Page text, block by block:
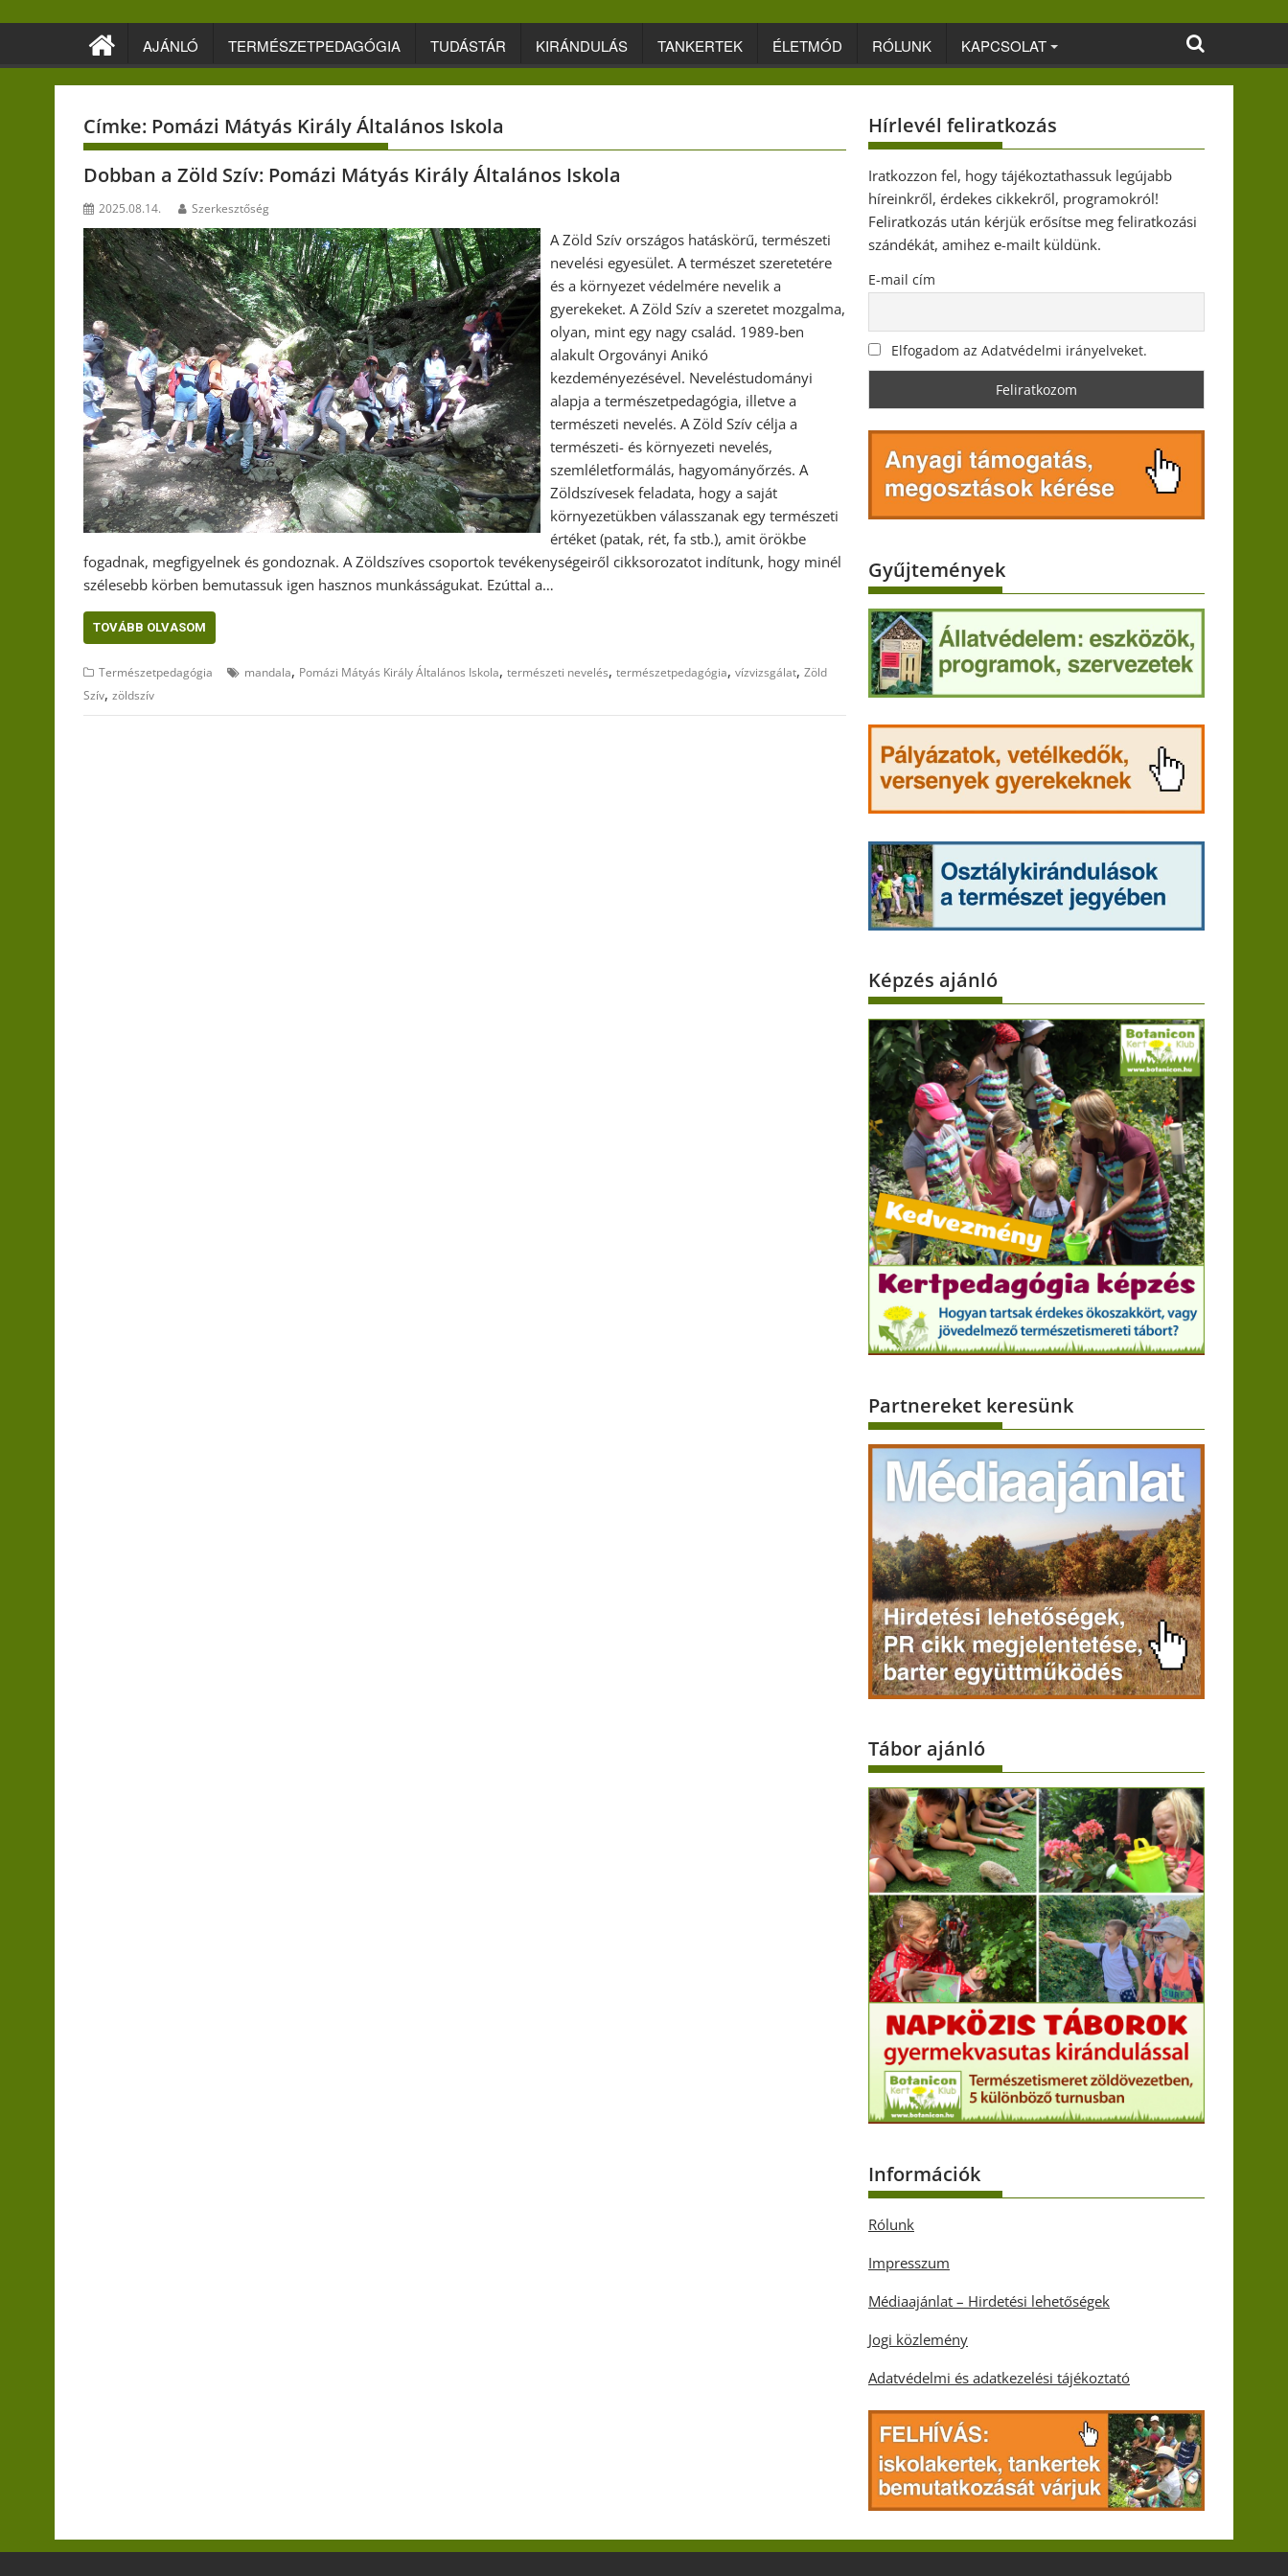
AJÁNLÓ TERMÉSZETPEDAGÓGIA TUDÁSTÁR KIRÁNDULÁS TANKERTEK ÉLETMÓD RÓLUNK KAPCSOLAT
Címke: Pomázi Mátyás Király Általános Iskola
Dobban a Zöld Szív: Pomázi Mátyás Király Általános Iskola
2025.08.14. Szerkesztőség
A Zöld Szív országos hatáskörű, természeti
nevelési egyesület. A természet szeretetére
és a környezet védelmére nevelik a
gyerekeket. A Zöld Szív a szeretet mozgalma,
olyan, mint egy nagy család. 1989-ben
alakult Orgoványi Anikó
kezdeményezésével. Neveléstudományi
alapja a természetpedagógia, illetve a
természeti nevelés. A Zöld Szív célja a
természeti- és környezeti nevelés,
szemléletformálás, hagyományőrzés. A
Zöldszívesek feladata, hogy a saját
környezetükben válasszanak egy természeti
értéket (patak, rét, fa stb.), amit örökbe
fogadnak, megfigyelnek és gondoznak. A Zöldszíves csoportok tevékenységeiről cikksorozatot indítunk, hogy minél
szélesebb körben bemutassuk igen hasznos munkásságukat. Ezúttal a…
TOVÁBB OLVASOM
Természetpedagógia mandala, Pomázi Mátyás Király Általános Iskola, természeti nevelés, természetpedagógia, vízvizsgálat, Zöld
Szív, zöldszív
Hírlevél feliratkozás
Iratkozzon fel, hogy tájékoztathassuk legújabb
híreinkről, érdekes cikkekről, programokról!
Feliratkozás után kérjük erősítse meg feliratkozási
szándékát, amihez e-mailt küldünk.
E-mail cím
Elfogadom az Adatvédelmi irányelveket.
Gyűjtemények
Képzés ajánló
Partnereket keresünk
Tábor ajánló
Információk
Rólunk
Impresszum
Médiaajánlat – Hirdetési lehetőségek
Jogi közlemény
Adatvédelmi és adatkezelési tájékoztató